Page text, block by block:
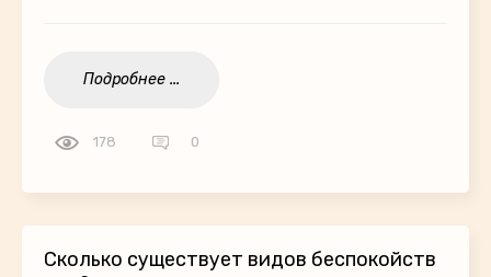
Подробнее ...
178 0
Сколько существует видов беспокойств